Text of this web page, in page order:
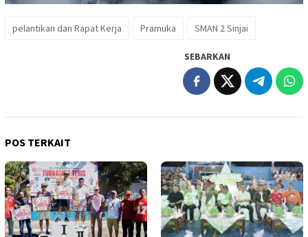
pelantikan dan Rapat Kerja Pramuka SMAN 2 Sinjai
SEBARKAN
POS TERKAIT